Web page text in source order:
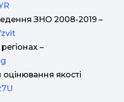
ЗНО 2008-2019 –
–
оцінювання якості